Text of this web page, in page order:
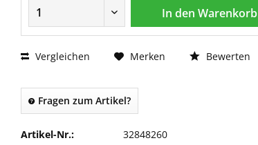
In den Warenkorb
Vergleichen Merken Bewerten
Fragen zum Artikel?
Artikel-Nr.: 32848260